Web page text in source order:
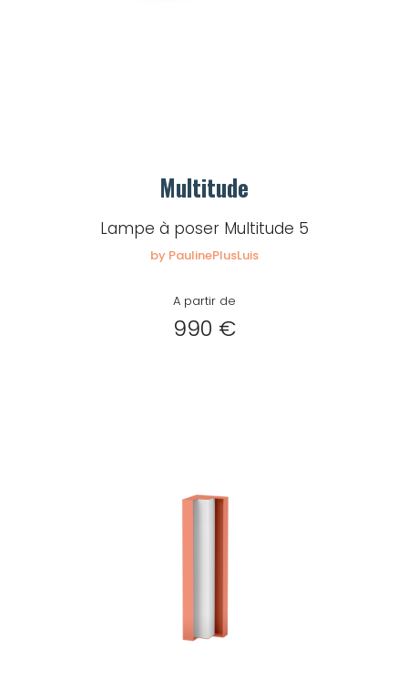
Multitude
Lampe à poser Multitude 5
by PaulinePlusLuis
A partir de
990 €